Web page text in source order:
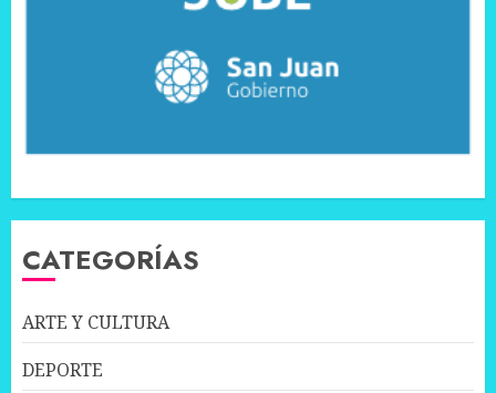
CATEGORÍAS
ARTE Y CULTURA
DEPORTE